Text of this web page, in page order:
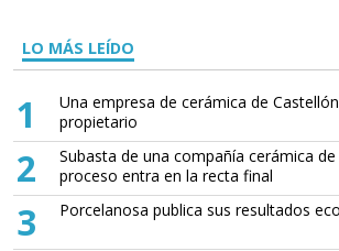
LO MÁS LEÍDO
1
Una empresa de cerámica de
propietario
2
Subasta de una compañía cerámica de
proceso entra en la recta final
3 Porcelanosa publica sus resultados